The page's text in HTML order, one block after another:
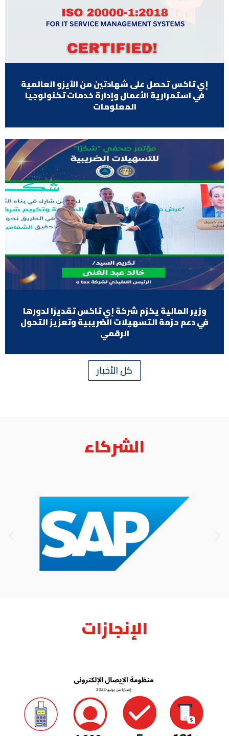
إي تاكس تحصل على شهادتين من الآيزو العالمية
في استمرارية الأعمال وإدارة خدمات تكنولوجيا
المعلومات
وزير المالية يكرّم شركة إي تاكس تقديرًا لدورها
في دعم حزمة التسهيلات الضريبية وتعزيز التحول
الرقمي
كل الأخبار
الشركاء
الإنجازات​